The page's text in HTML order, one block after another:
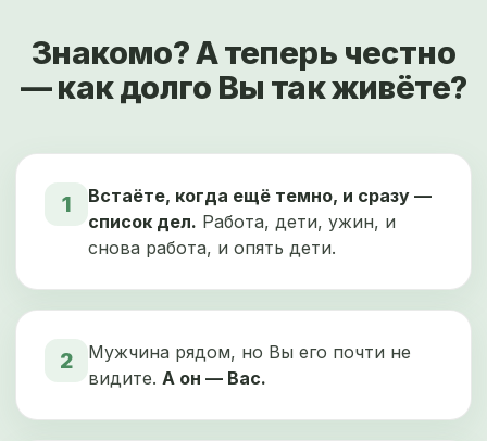
Знакомо? А теперь честно
— как долго Вы так живёте?
1
Встаёте, когда ещё темно, и сразу —
список дел. Работа, дети, ужин, и
снова работа, и опять дети.
2
Мужчина рядом, но Вы его почти не
видите. А он — Вас.